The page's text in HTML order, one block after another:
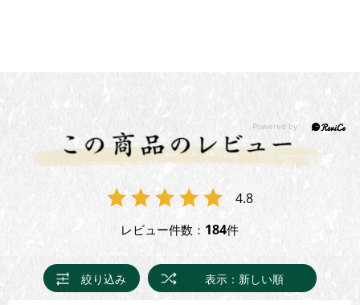
4.8
レビュー件数： 184件
絞り込み 表示：新しい順